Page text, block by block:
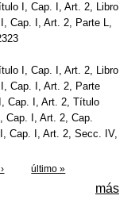
I, Cap. I, Art. 2, Libro
Cap. I, Art. 2, Parte L,
I, Cap. I, Art. 2, Libro
Cap. I, Art. 2, Parte
Cap. I, Art. 2, Título
Cap. I, Art. 2, Cap.
Cap. I, Art. 2, Secc. IV,
último »
más